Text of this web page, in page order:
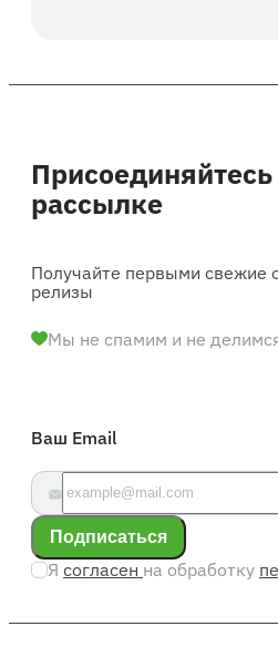
рассылке
Получайте первыми свежие
релизы
Мы не спамим и не
Ваш Email
Подписаться
Я согласен на обработку